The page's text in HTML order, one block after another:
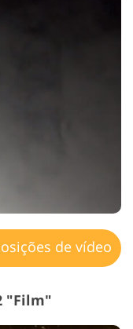
de vídeo
"Film"